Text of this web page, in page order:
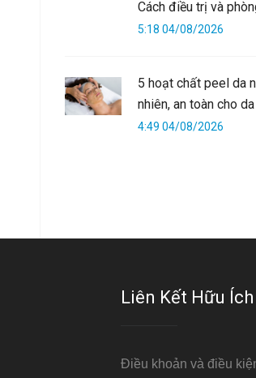
Cách điều trị và
5:18 04/08/2026
5 hoạt chất peel da
nhiên, an toàn cho da
4:49 04/08/2026
Liên Kết Hữu Ích
Điều khoản và điều